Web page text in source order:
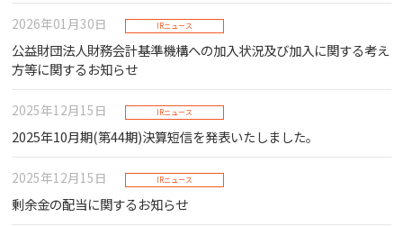
2026年01月30日 IRニュース
公益財団法人財務会計基準機構への加入状況及び加入に関する考え
方等に関するお知らせ
2025年12月15日 IRニュース
2025年10月期(第44期)決算短信を発表いたしました。
2025年12月15日 IRニュース
剰余金の配当に関するお知らせ